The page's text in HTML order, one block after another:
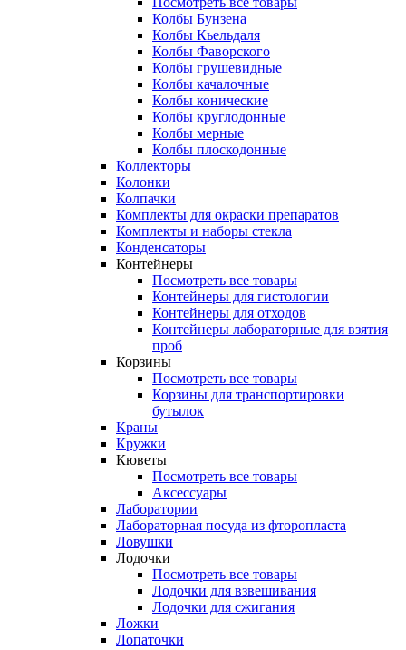
Колбы Бунзена
Колбы Кьельдаля
Колбы Фаворского
Колбы грушевидные
Колбы качалочные
Колбы конические
Колбы круглодонные
Колбы мерные
Колбы плоскодонные
Коллекторы
Колонки
Колпачки
Комплекты для окраски препаратов
Комплекты и наборы стекла
Конденсаторы
Контейнеры
Посмотреть все товары
Контейнеры для гистологии
Контейнеры для отходов
Контейнеры лабораторные для взятия
проб
Корзины
Посмотреть все товары
Корзины для транспортировки
бутылок
Краны
Кружки
Кюветы
Посмотреть все товары
Аксессуары
Лаборатории
Лабораторная посуда из фторопласта
Ловушки
Лодочки
Посмотреть все товары
Лодочки для взвешивания
Лодочки для сжигания
Ложки
Лопаточки